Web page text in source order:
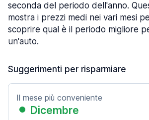
seconda del periodo dell'anno.
mostra i prezzi medi nei vari mesi
scoprire qual è il periodo migliore
un'auto.
Suggerimenti per risparmiare
Il mese più conveniente
Dicembre